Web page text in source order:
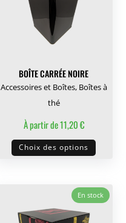
BOÎTE CARRÉE NOIRE
Accessoires et Boîtes, Boîtes à
thé
À partir de11,20€
Choix des options
Ce
produit
En stock